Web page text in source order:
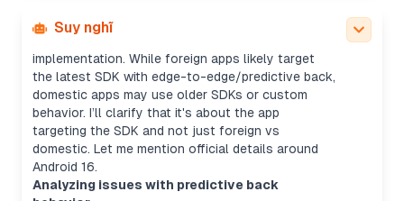
Suy nghĩ
It seems like the back button behavior might
implementation. While foreign apps likely target
the latest SDK with edge-to-edge/predictive back,
domestic apps may use older SDKs or custom
behavior. I’ll clarify that it's about the app
targeting the SDK and not just foreign vs
domestic. Let me mention official details around
Android 16.
Analyzing issues with predictive back